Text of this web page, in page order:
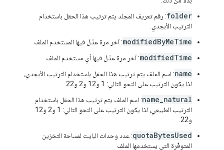
folder: رقم تعريف المجلد يتم ترتيب هذا الحقل باستخدام
الترتيب الأبجدي.
modifiedByMeTime: آخر مرة عدّل فيها المستخدم الملف
modifiedTime: آخر مرة عدّل فيها أي مستخدم الملف
name: اسم الملف يتم ترتيب هذا الحقل باستخدام الترتيب الأبجدي،
لذا يكون الترتيب على النحو التالي: 1 و12 و2 و22.
name_natural: اسم الملف يتم ترتيب هذا الحقل باستخدام
الترتيب الطبيعي، لذا يكون الترتيب على النحو التالي: 1 و2 و12
و22.
quotaBytesUsed: عدد وحدات البايت لمساحة التخزين
المتوفّرة التي يستخدمها الملف